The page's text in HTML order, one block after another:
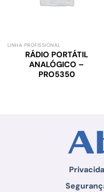
LINHA PROFISSIONAL
RÁDIO PORTÁTIL
ANALÓGICO –
PRO5350